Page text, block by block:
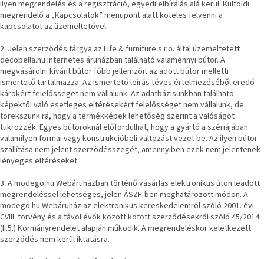
gyűjtemény
gyűjtemény
Richmond
gyűjtemény
J-
gyűjtemény
gyűjtemény
Ame
gyűjtemény
ilyen megrendelés és a regisztráció, egyedi elbírálás alá kerül. Külföldi
megrendelő a „Kapcsolatok” menüpont alatt köteles felvenni a
kapcsolatot az üzemeltetővel.
2. Jelen szerződés tárgya az Life & furniture s.r.o. által üzemeltetett
decobella.hu internetes áruházban található valamennyi bútor. A
megvásárolni kívánt bútor főbb jellemzőit az adott bútor melletti
ismertető tartalmazza. Az ismertető leírás téves értelmezéséből eredő
károkért felelősséget nem vállalunk. Az adatbázisunkban található
képektől való esetleges eltérésekért felelősséget nem vállalunk, de
törekszünk rá, hogy a termékképek lehetőség szerint a valóságot
tükrözzék. Egyes bútoroknál előfordulhat, hogy a gyártó a szériájában
valamilyen formai vagy konstrukcióbeli változást vezet be. Az ilyen bútor
szállítása nem jelent szerződésszegét, amennyiben ezek nem jelentenek
lényeges eltéréseket.
3. A modego.hu Webáruházban történő vásárlás elektronikus úton leadott
megrendeléssel lehetséges, jelen ÁSZF-ben meghatározott módon. A
modego.hu Webáruház az elektronikus kereskedelemről szóló 2001. évi
CVIII. törvény és a távollévők között kötött szerződésekről szóló 45/2014.
(II.5.) Kormányrendelet alapján működik. A megrendeléskor keletkezett
szerződés nem kerül iktatásra.